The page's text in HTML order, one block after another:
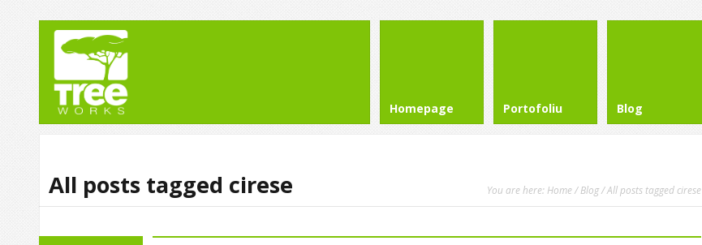
Homepage Portofoliu Blog
All posts tagged cirese You are here: Home/Blog/ All posts tagged cirese